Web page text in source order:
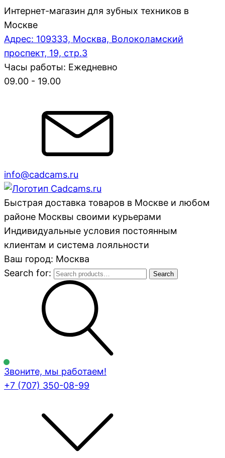
Интернет-магазин для зубных техников в
Москве
Адрес: 109333, Москва, Волоколамский
проспект, 19, стр.3
Часы работы: Ежедневно
09.00 - 19.00
info@cadcams.ru
Быстрая доставка товаров в Москве и любом
районе Москвы своими курьерами
Индивидуальные условия постоянным
клиентам и система лояльности
Ваш город: Москва
Search for:
Search
Звоните, мы работаем!
+7 (707) 350-08-99